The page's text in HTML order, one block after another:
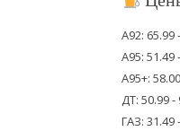
А92: 65.99
А95: 51.49
А95+:
ДТ: 50.99 -
ГАЗ: 31.49